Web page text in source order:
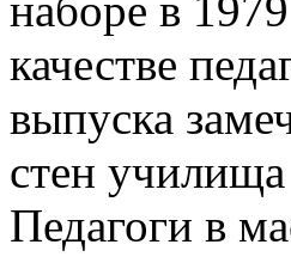
качестве
выпуска
стен
Педагоги в